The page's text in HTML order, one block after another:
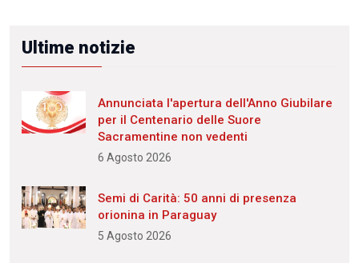
Ultime notizie
Annunciata l'apertura dell'Anno Giubilare
per il Centenario delle Suore
Sacramentine non vedenti
6 Agosto 2026
Semi di Carità: 50 anni di presenza
orionina in Paraguay
5 Agosto 2026